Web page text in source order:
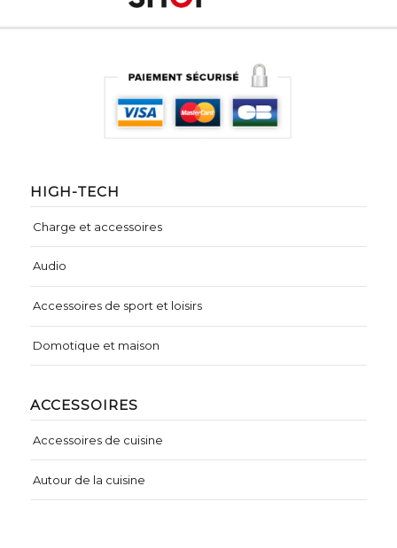
HIGH-TECH
Charge et accessoires
Audio
Accessoires de sport et loisirs
Domotique et maison
ACCESSOIRES
Accessoires de cuisine
Autour de la cuisine